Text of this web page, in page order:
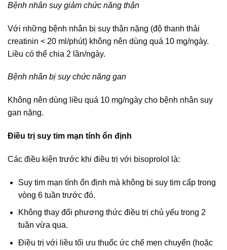
Bệnh nhân suy giảm chức năng thận
Với những bệnh nhân bị suy thận nặng (độ thanh thải
creatinin < 20 ml/phút) không nên dùng quá 10 mg/ngày.
Liều có thể chia 2 lần/ngày.
Bệnh nhân bị suy chức năng gan
Không nên dùng liều quá 10 mg/ngày cho bệnh nhân suy
gan nặng.
Điều trị suy tim mạn tính ổn định
Các điều kiện trước khi điều trị với bisoprolol là:
Suy tim mạn tính ổn định mà không bị suy tim cấp trong
vòng 6 tuần trước đó.
Không thay đổi phương thức điều trị chủ yếu trong 2
tuần vừa qua.
Điều trị với liều tối ưu thuốc ức chế men chuyển (hoặc